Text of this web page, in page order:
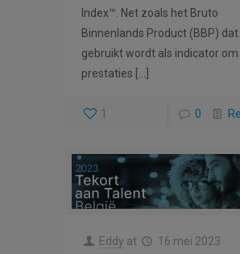
Index™. Net zoals het Bruto
Binnenlands Product (BBP) dat
gebruikt wordt als indicator om
prestaties […]
1 0
Eddy at 16 mei 2023